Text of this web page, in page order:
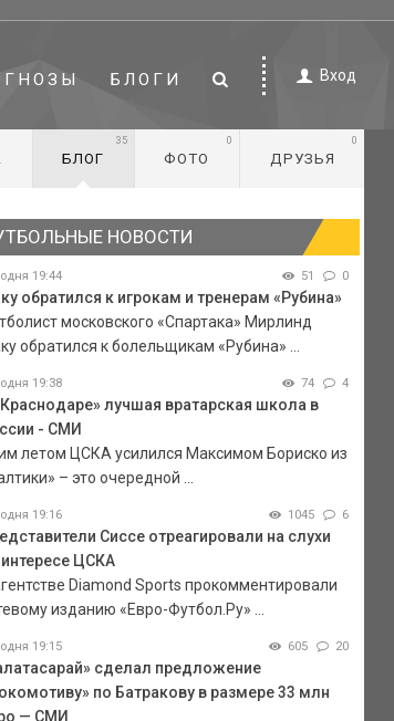
БЛОГИ Вход
БЛОГ
35
ФОТО
0
ДРУЗЬЯ
0
НОВОСТИ
19:44 51 0
обратился к игрокам и тренерам «Рубина»
московского «Спартака» Мирлинд
обратился к болельщикам «Рубина» ...
19:38 74 4
лучшая вратарская школа в
- СМИ
летом ЦСКА усилился Максимом Бориско из
– это очередной ...
19:16 1045 6
Сиссе отреагировали на слухи
ЦСКА
Diamond Sports прокомментировали
изданию «Евро-Футбол.Ру» ...
19:15 605 20
сделал предложение
по Батракову в размере 33 млн
— СМИ